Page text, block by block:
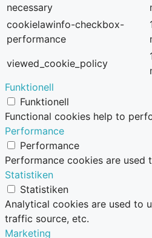
necessary
cookielawinfo-checkbox-
performance
viewed_cookie_policy
Funktionell
Funktionell
Functional cookies help to
Performance
Performance
Performance cookies are
Statistiken
Statistiken
Analytical cookies are used to
traffic source, etc.
Marketing